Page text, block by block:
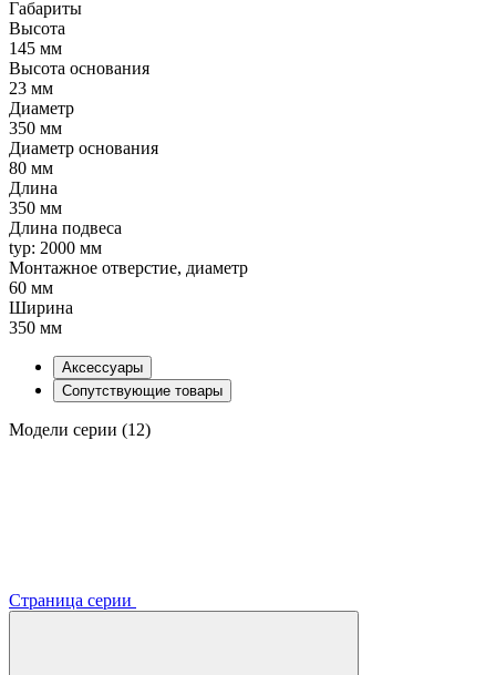
Габариты
Высота
145 мм
Высота основания
23 мм
Диаметр
350 мм
Диаметр основания
80 мм
Длина
350 мм
Длина подвеса
typ: 2000 мм
Монтажное отверстие, диаметр
60 мм
Ширина
350 мм
Аксессуары
Сопутствующие товары
Модели серии (12)
Страница серии